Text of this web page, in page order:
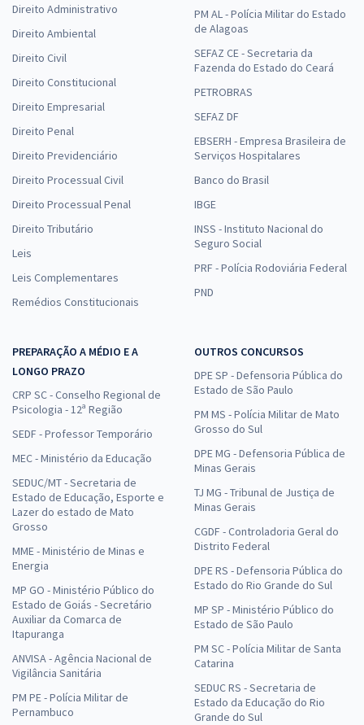
Direito Administrativo
Direito Ambiental
Direito Civil
Direito Constitucional
Direito Empresarial
Direito Penal
Direito Previdenciário
Direito Processual Civil
Direito Processual Penal
Direito Tributário
Leis
Leis Complementares
Remédios Constitucionais
PM AL - Polícia Militar do Estado
de Alagoas
SEFAZ CE - Secretaria da
Fazenda do Estado do Ceará
PETROBRAS
SEFAZ DF
EBSERH - Empresa Brasileira de
Serviços Hospitalares
Banco do Brasil
IBGE
INSS - Instituto Nacional do
Seguro Social
PRF - Polícia Rodoviária Federal
PND
PREPARAÇÃO A MÉDIO E A
LONGO PRAZO
CRP SC - Conselho Regional de
Psicologia - 12ª Região
SEDF - Professor Temporário
MEC - Ministério da Educação
SEDUC/MT - Secretaria de
Estado de Educação, Esporte e
Lazer do estado de Mato
Grosso
MME - Ministério de Minas e
Energia
MP GO - Ministério Público do
Estado de Goiás - Secretário
Auxiliar da Comarca de
Itapuranga
ANVISA - Agência Nacional de
Vigilância Sanitária
PM PE - Polícia Militar de
Pernambuco
OUTROS CONCURSOS
DPE SP - Defensoria Pública do
Estado de São Paulo
PM MS - Polícia Militar de Mato
Grosso do Sul
DPE MG - Defensoria Pública de
Minas Gerais
TJ MG - Tribunal de Justiça de
Minas Gerais
CGDF - Controladoria Geral do
Distrito Federal
DPE RS - Defensoria Pública do
Estado do Rio Grande do Sul
MP SP - Ministério Público do
Estado de São Paulo
PM SC - Polícia Militar de Santa
Catarina
SEDUC RS - Secretaria de
Estado da Educação do Rio
Grande do Sul